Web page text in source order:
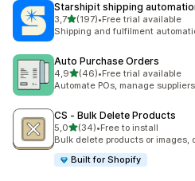
Starshipit shipping
3,7/ 5 tähteä
(197)
197 arvostelua yhteensä
•Free trial available
Shipping and fulfilment
Auto Purchase Orders
4,9/ 5 tähteä
(46)
46 arvostelua yhteensä
•Free trial available
Automate POs, manage
CS ‑ Bulk Delete Products
5,0/ 5 tähteä
(34)
34 arvostelua yhteensä
•Free to install
Bulk delete products or
Built for Shopify